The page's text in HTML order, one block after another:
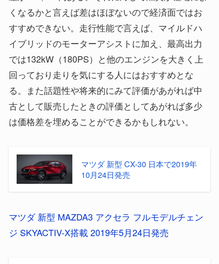
くなるかと言えば差はほぼないので経済面ではお
すすめできない。走行性能で言えば、マイルドハ
イブリッドのモーターアシストに加え、最高出力
では132kW（180PS）と他のエンジンを大きく上
回っており走りを気にする人にはおすすめとな
る。また話題性や将来的にみて評価があがれば中
古として販売したときの評価としてあがれば多少
は価格差を埋めることができるかもしれない。
マツダ 新型 CX-30 日本で2019年
10月24日発売
マツダ 新型 MAZDA3 アクセラ フルモデルチェン
ジ SKYACTIV-X搭載 2019年5月24日発売